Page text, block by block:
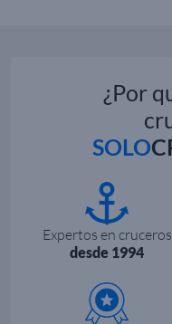
¿Por
SOLO
Expertos en cruceros
desde 1994